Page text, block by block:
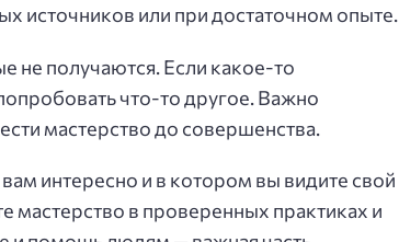
источников или при достаточном опыте.
не получаются. Если какое-то
что-то другое. Важно
мастерство до совершенства.
интересно и в котором вы видите свой
мастерство в проверенных практиках и